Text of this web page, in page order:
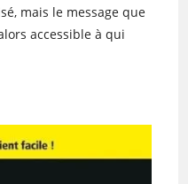
mais le message que
accessible à qui